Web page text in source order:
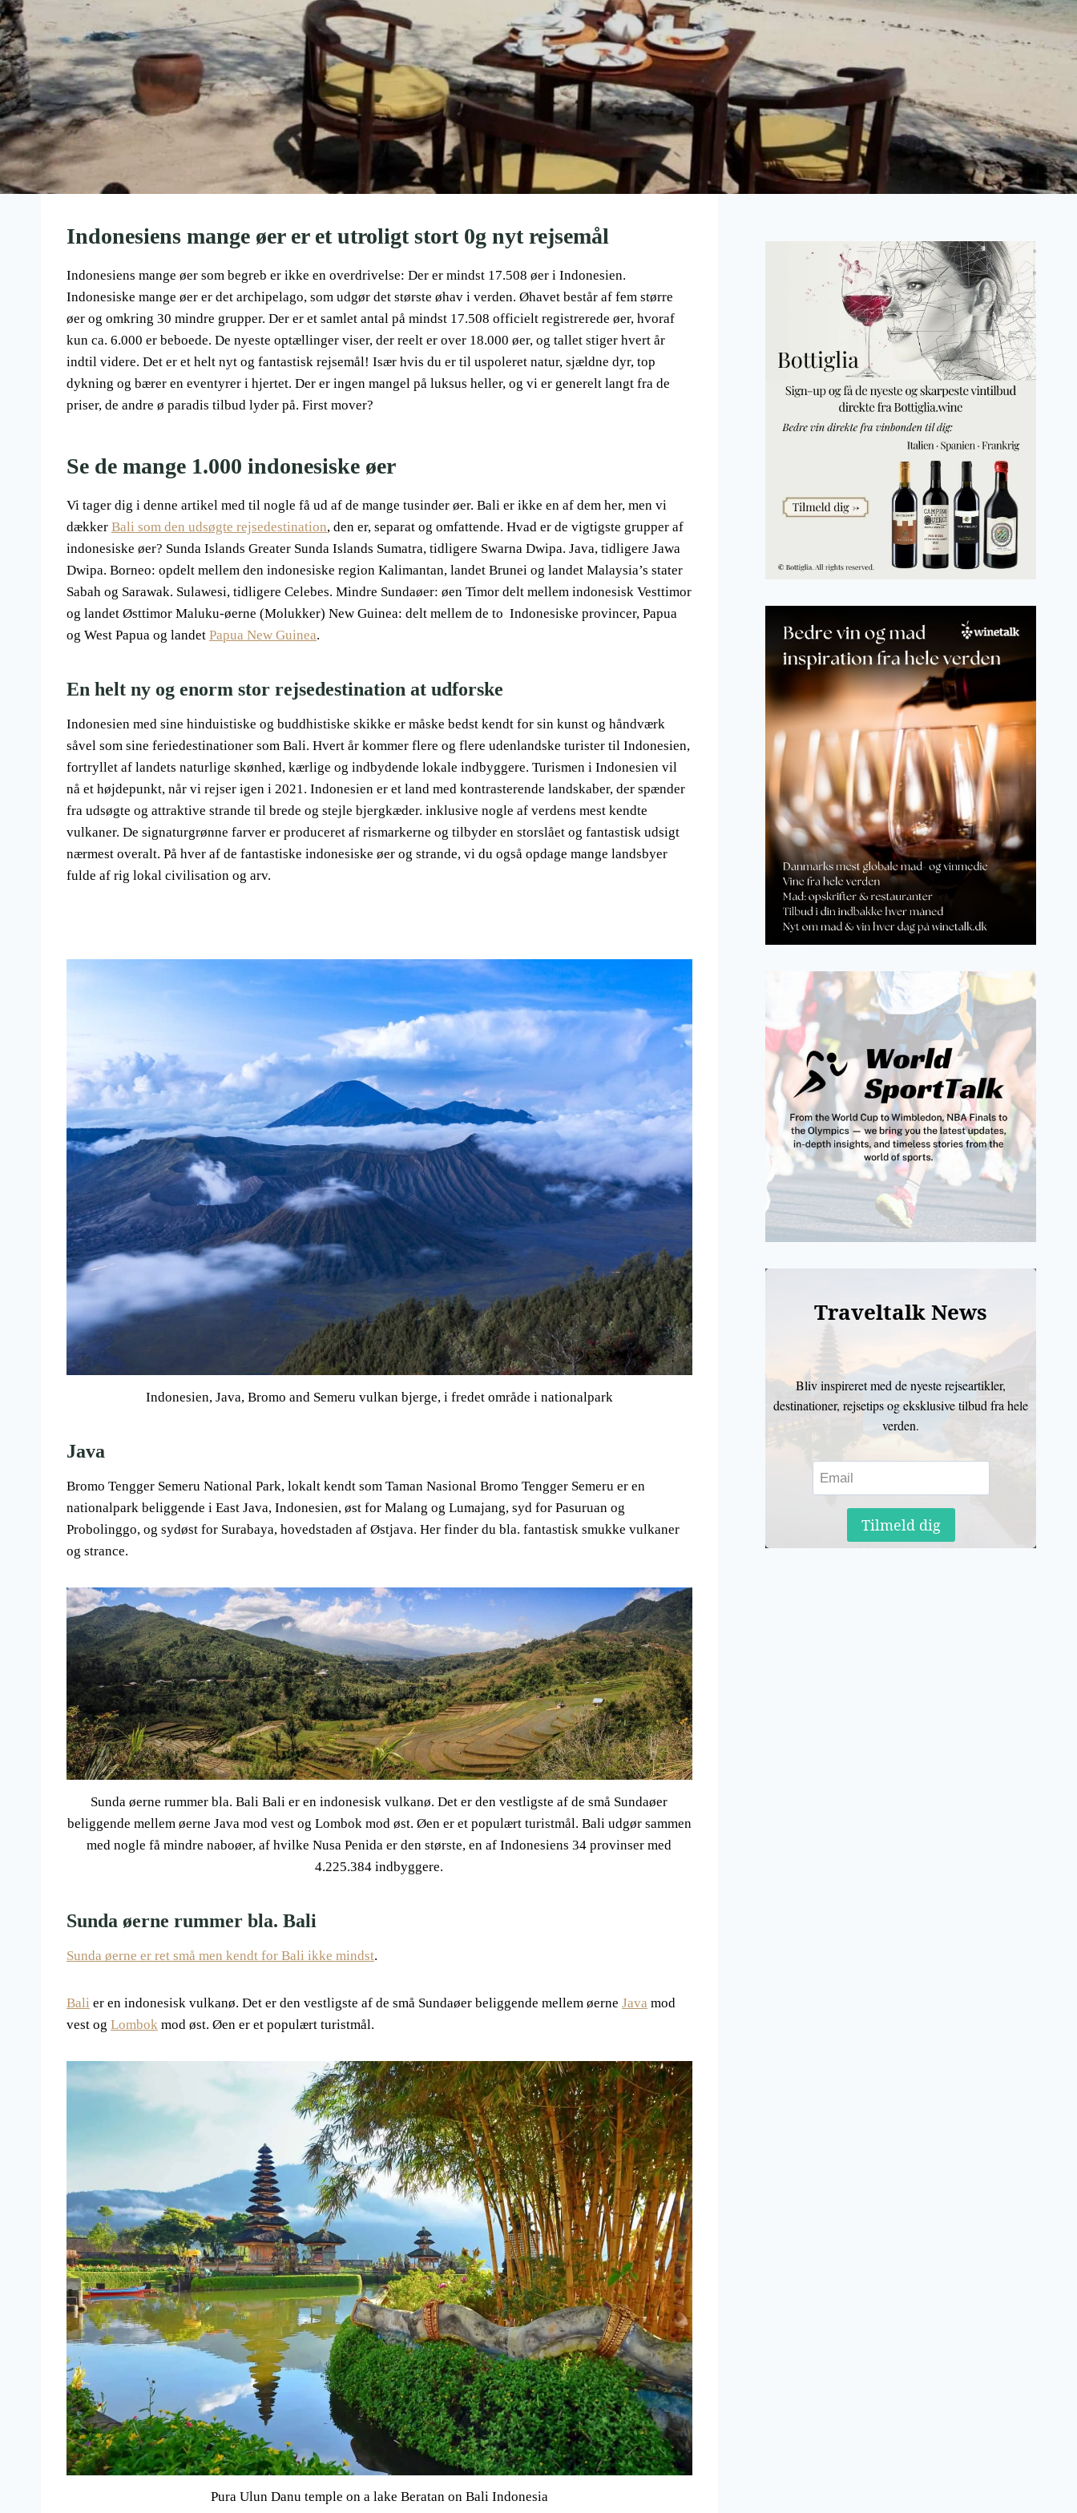
Indonesiens mange øer er et utroligt stort 0g nyt rejsemål
Indonesiens mange øer som begreb er ikke en overdrivelse: Der er mindst 17.508 øer i Indonesien.
Indonesiske mange øer er det archipelago, som udgør det største øhav i verden. Øhavet består af fem større
øer og omkring 30 mindre grupper. Der er et samlet antal på mindst 17.508 officielt registrerede øer, hvoraf
kun ca. 6.000 er beboede. De nyeste optællinger viser, der reelt er over 18.000 øer, og tallet stiger hvert år
indtil videre. Det er et helt nyt og fantastisk rejsemål! Især hvis du er til uspoleret natur, sjældne dyr, top
dykning og bærer en eventyrer i hjertet. Der er ingen mangel på luksus heller, og vi er generelt langt fra de
priser, de andre ø paradis tilbud lyder på. First mover?
Se de mange 1.000 indonesiske øer
Vi tager dig i denne artikel med til nogle få ud af de mange tusinder øer. Bali er ikke en af dem her, men vi
dækker Bali som den udsøgte rejsedestination, den er, separat og omfattende. Hvad er de vigtigste grupper af
indonesiske øer? Sunda Islands Greater Sunda Islands Sumatra, tidligere Swarna Dwipa. Java, tidligere Jawa
Dwipa. Borneo: opdelt mellem den indonesiske region Kalimantan, landet Brunei og landet Malaysia’s stater
Sabah og Sarawak. Sulawesi, tidligere Celebes. Mindre Sundaøer: øen Timor delt mellem indonesisk Vesttimor
og landet Østtimor Maluku-øerne (Molukker) New Guinea: delt mellem de to Indonesiske provincer, Papua
og West Papua og landet Papua New Guinea.
En helt ny og enorm stor rejsedestination at udforske
Indonesien med sine hinduistiske og buddhistiske skikke er måske bedst kendt for sin kunst og håndværk
såvel som sine feriedestinationer som Bali. Hvert år kommer flere og flere udenlandske turister til Indonesien,
fortryllet af landets naturlige skønhed, kærlige og indbydende lokale indbyggere. Turismen i Indonesien vil
nå et højdepunkt, når vi rejser igen i 2021. Indonesien er et land med kontrasterende landskaber, der spænder
fra udsøgte og attraktive strande til brede og stejle bjergkæder. inklusive nogle af verdens mest kendte
vulkaner. De signaturgrønne farver er produceret af rismarkerne og tilbyder en storslået og fantastisk udsigt
nærmest overalt. På hver af de fantastiske indonesiske øer og strande, vi du også opdage mange landsbyer
fulde af rig lokal civilisation og arv.
Indonesien, Java, Bromo and Semeru vulkan bjerge, i fredet område i nationalpark
Java
Bromo Tengger Semeru National Park, lokalt kendt som Taman Nasional Bromo Tengger Semeru er en
nationalpark beliggende i East Java, Indonesien, øst for Malang og Lumajang, syd for Pasuruan og
Probolinggo, og sydøst for Surabaya, hovedstaden af Østjava. Her finder du bla. fantastisk smukke vulkaner
og strance.
Sunda øerne rummer bla. Bali Bali er en indonesisk vulkanø. Det er den vestligste af de små Sundaøer
beliggende mellem øerne Java mod vest og Lombok mod øst. Øen er et populært turistmål. Bali udgør sammen
med nogle få mindre naboøer, af hvilke Nusa Penida er den største, en af Indonesiens 34 provinser med
4.225.384 indbyggere.
Sunda øerne rummer bla. Bali
Sunda øerne er ret små men kendt for Bali ikke mindst.
Bali er en indonesisk vulkanø. Det er den vestligste af de små Sundaøer beliggende mellem øerne Java mod
vest og Lombok mod øst. Øen er et populært turistmål.
Pura Ulun Danu temple on a lake Beratan on Bali Indonesia
Traveltalk News
Bliv inspireret med de nyeste rejseartikler,
destinationer, rejsetips og eksklusive tilbud fra hele
verden.
Tilmeld dig